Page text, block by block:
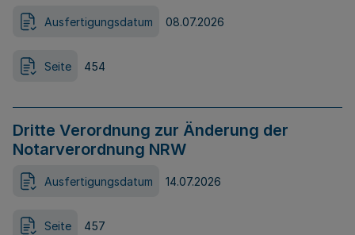
Ausfertigungsdatum 08.07.2026
Seite 454
Dritte Verordnung zur Änderung der
Notarverordnung NRW
Ausfertigungsdatum 14.07.2026
Seite 457